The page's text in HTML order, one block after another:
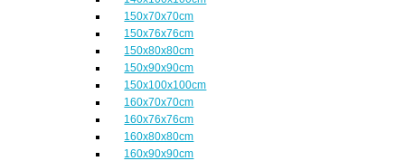
150x70x70cm
150x76x76cm
150x80x80cm
150x90x90cm
150x100x100cm
160x70x70cm
160x76x76cm
160x80x80cm
160x90x90cm